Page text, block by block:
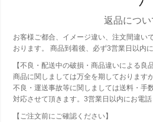
返品につい
お客様ご都合、イメージ違い、注文間違い
おります。 商品到着後、必ず3営業日以内
【不良・配送中の破損・商品違いによる良
商品に関しましては万全を期しております
不良・運送事故等に関しましては送料・手
対応させて頂きます。3営業日以内にお電話
【ご注文前にご確認ください】